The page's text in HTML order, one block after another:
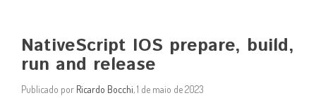
NativeScript IOS prepare, build,
run and release
Publicado por Ricardo Bocchi, 1 de maio de 2023